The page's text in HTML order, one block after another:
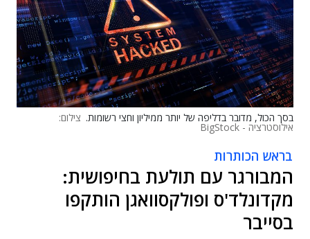
בסך הכול, מדובר בדליפה של יותר ממיליון וחצי רשומות. צילום:
אילוסטרציה - BigStock
בראש הכותרות
המבורגר עם תולעת בחיפושית:
מקדונלד'ס ופולקסוואגן הותקפו
בסייבר